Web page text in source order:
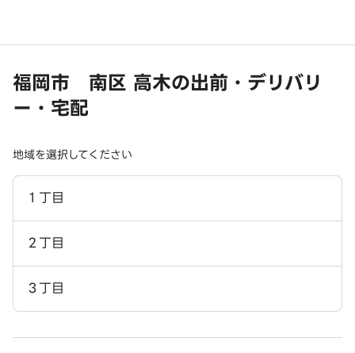
福岡市 南区 高木の出前・デリバリ
ー・宅配
地域を選択してください
１丁目
２丁目
３丁目